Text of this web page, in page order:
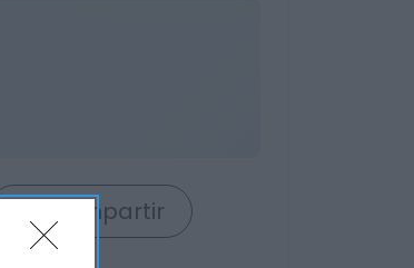
Compartir